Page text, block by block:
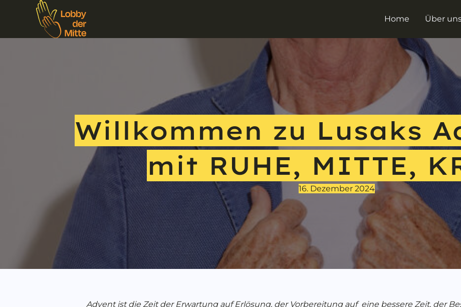
Home Über
Willkommen zu Lusaks
mit RUHE, MITTE,
16. Dezember 2024
Advent ist die Zeit der Erwartung auf Erlösung, der Vorbereitung auf eine bessere Zeit, der